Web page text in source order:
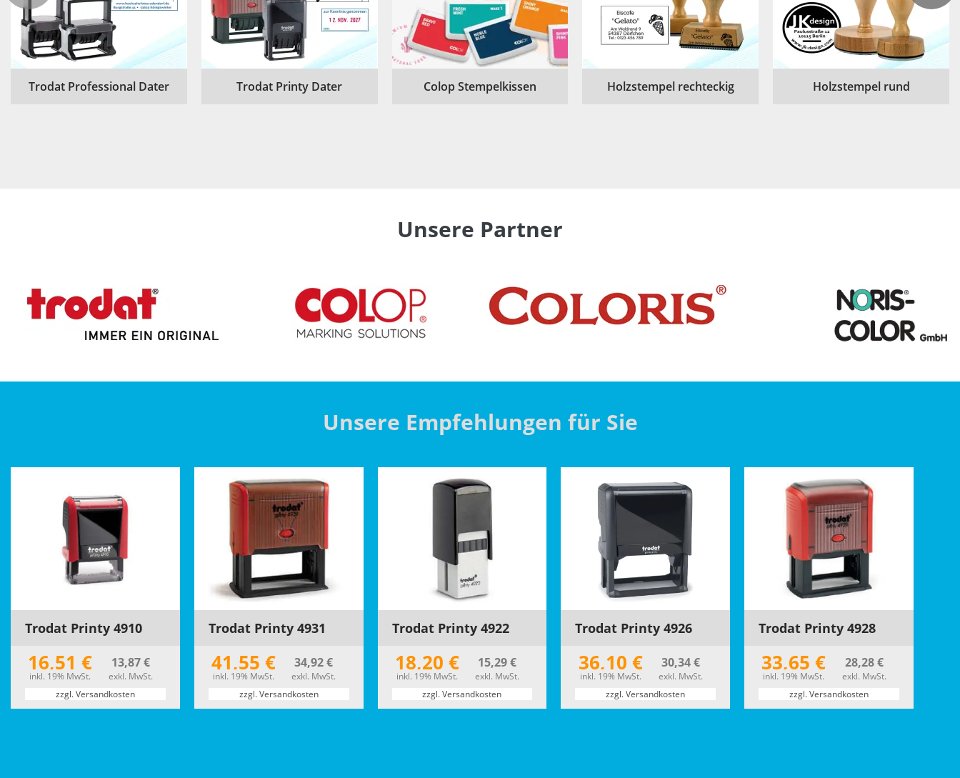
Trodat Professional Dater Trodat Printy Dater Colop Stempelkissen Holzstempel rechteckig Holzstempel rund
Unsere Partner
Unsere Empfehlungen für Sie
Trodat Printy 4910
16,51 €
inkl. 19% MwSt.
13,87 €
exkl. MwSt.
zzgl. Versandkosten
Trodat Printy 4931
41,55 €
inkl. 19% MwSt.
34,92 €
exkl. MwSt.
zzgl. Versandkosten
Trodat Printy 4922
18,20 €
inkl. 19% MwSt.
15,29 €
exkl. MwSt.
zzgl. Versandkosten
Trodat Printy 4926
36,10 €
inkl. 19% MwSt.
30,34 €
exkl. MwSt.
zzgl. Versandkosten
Trodat Printy 4928
33,65 €
inkl. 19% MwSt.
28,28 €
exkl. MwSt.
zzgl. Versandkosten